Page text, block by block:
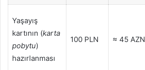
Yaşayış
kartının (karta
pobytu)
hazırlanması
100 PLN ≈ 45 AZN